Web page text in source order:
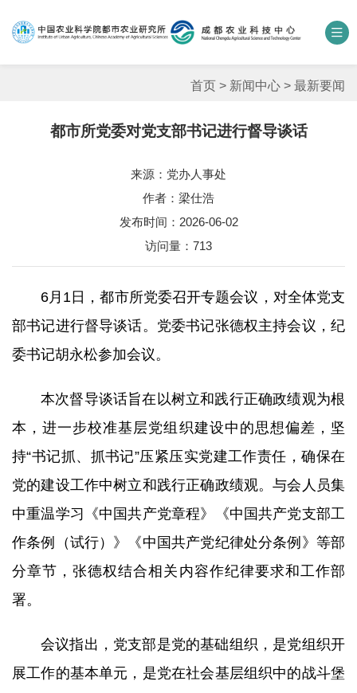
中国农业科学院 科研期刊
单位概况
平台基地
成果转化
党建文化
园区服务
首页 > 新闻中心 > 最新要闻
都市所党委对党支部书记进行督导谈话
来源：党办人事处
作者：梁仕浩
发布时间：2026-06-02
访问量： 713
6月1日，都市所党委召开专题会议，对全体党支
部书记进行督导谈话。党委书记张德权主持会议，纪
委书记胡永松参加会议。
本次督导谈话旨在以树立和践行正确政绩观为根
本，进一步校准基层党组织建设中的思想偏差，坚
持“书记抓、抓书记”压紧压实党建工作责任，确保在
党的建设工作中树立和践行正确政绩观。与会人员集
中重温学习《中国共产党章程》《中国共产党支部工
作条例（试行）》《中国共产党纪律处分条例》等部
分章节，张德权结合相关内容作纪律要求和工作部
署。
会议指出，党支部是党的基础组织，是党组织开
展工作的基本单元，是党在社会基层组织中的战斗堡